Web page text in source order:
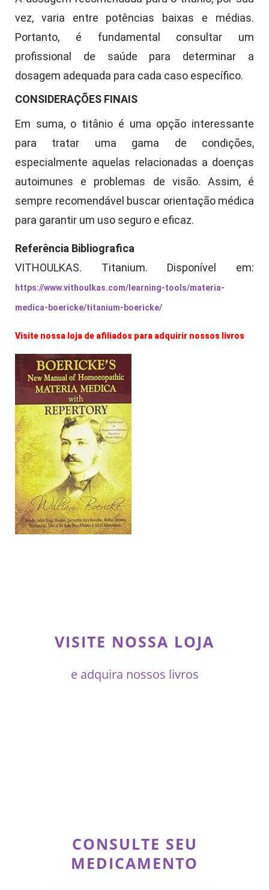
vez, varia entre potências baixas e médias.
Portanto, é fundamental consultar um
profissional de saúde para determinar a
dosagem adequada para cada caso específico.
CONSIDERAÇÕES FINAIS
Em suma, o titânio é uma opção interessante
para tratar uma gama de condições,
especialmente aquelas relacionadas a doenças
autoimunes e problemas de visão. Assim, é
sempre recomendável buscar orientação médica
para garantir um uso seguro e eficaz.
Referência Bibliografica
VITHOULKAS. Titanium. Disponível em:
https://www.vithoulkas.com/learning-tools/materia-
medica-boericke/titanium-boericke/
Visite nossa loja de afiliados para adquirir nossos livros
VISITE NOSSA LOJA
e adquira nossos livros
CONSULTE SEU
MEDICAMENTO